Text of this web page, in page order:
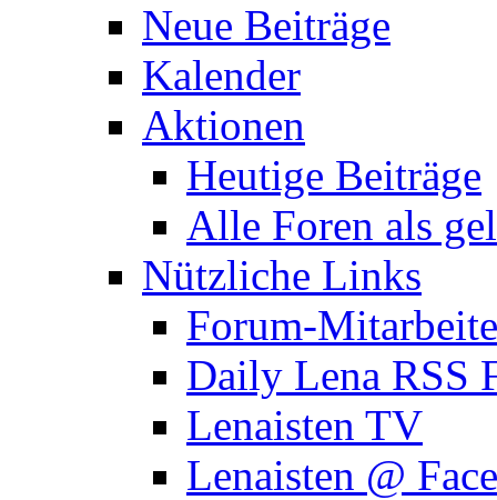
Neue Beiträge
Kalender
Aktionen
Heutige Beiträge
Alle Foren als
Nützliche Links
Forum-
Daily Lena RSS
Lenaisten TV
Lenaisten @